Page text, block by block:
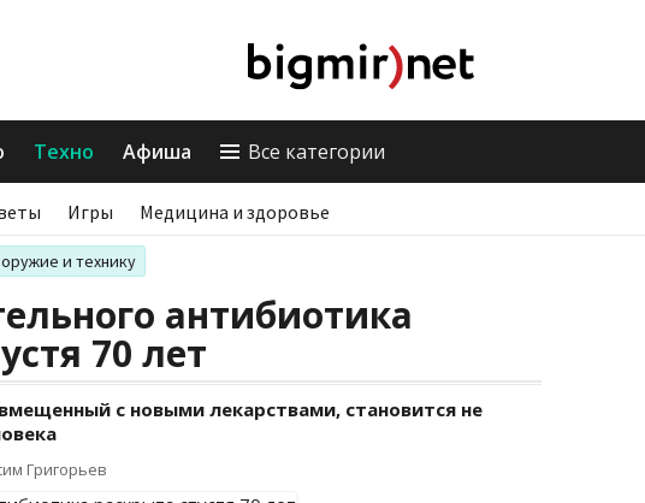
Техно Афиша Все категории
Игры Медицина и здоровье
и технику
антибиотика
70 лет
с новыми лекарствами, становится не
Григорьев